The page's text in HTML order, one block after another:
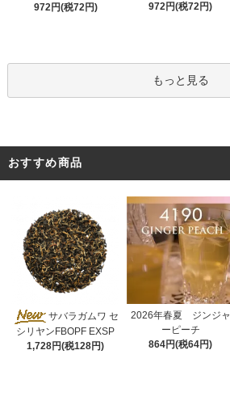
972円(税72円)
972円(税72円)
もっと見る
おすすめ商品
サバラガムワ セ
シリヤンFBOPF EXSP
1,728円(税128円)
2026年春夏 ジンジャ
ーピーチ
864円(税64円)